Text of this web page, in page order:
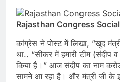
Rajasthan Congress
कांग्रेस ने पोस्ट में लिखा, ”खुद
था.. “सीकर में हमारी टीम (संदीप
किया है।” आज संदीप का नाम
सामने आ रहा है। और मंत्री जी के